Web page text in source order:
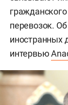
перевозок.
иностранных
интервью